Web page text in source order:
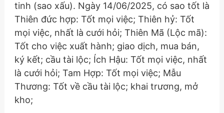
tinh (sao xấu). Ngày 14/06/2025, có sao tốt là
Thiên đức hợp: Tốt mọi việc; Thiên hỷ: Tốt
mọi việc, nhất là cưới hỏi; Thiên Mã (Lộc mã):
Tốt cho việc xuất hành; giao dịch, mua bán,
ký kết; cầu tài lộc; Ích Hậu: Tốt mọi việc, nhất
là cưới hỏi; Tam Hợp: Tốt mọi việc; Mẫu
Thương: Tốt về cầu tài lộc; khai trương, mở
kho;